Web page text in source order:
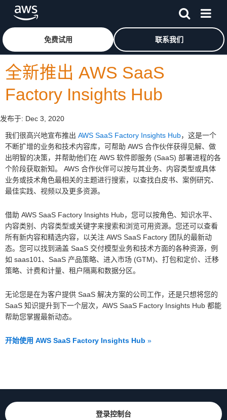
跳至主要内容
免费试用 联系我们
全新推出 AWS SaaS
Factory Insights Hub
发布于: Dec 3, 2020
我们很高兴地宣布推出 AWS SaaS Factory Insights Hub，这是一个
不断扩增的业务和技术内容库，可帮助 AWS 合作伙伴获得见解、做
出明智的决策，并帮助他们在 AWS 软件即服务 (SaaS) 部署进程的各
个阶段获取新知。 AWS 合作伙伴可以按与其业务、内容类型或具体
业务或技术角色最相关的主题进行搜索，以查找白皮书、案例研究、
最佳实践、视频以及更多资源。
借助 AWS SaaS Factory Insights Hub，您可以按角色、知识水平、
内容类别、内容类型或关键字来搜索和浏览可用资源。您还可以查看
所有新内容和精选内容，以关注 AWS SaaS Factory 团队的最新动
态。您可以找到涵盖 SaaS 交付模型业务和技术方面的各种资源，例
如 saas101、SaaS 产品策略、进入市场 (GTM)、打包和定价、迁移
策略、计费和计量、租户隔离和数据分区。
无论您是在为客户提供 SaaS 解决方案的公司工作，还是只想将您的
SaaS 知识提升到下一个层次，AWS SaaS Factory Insights Hub 都能
帮助您掌握最新动态。
开始使用 AWS SaaS Factory Insights Hub »
登录控制台